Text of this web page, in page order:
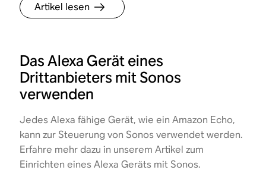
Artikel lesen
Das Alexa Gerät eines
Drittanbieters mit Sonos
verwenden
Jedes Alexa fähige Gerät, wie ein Amazon Echo,
kann zur Steuerung von Sonos verwendet werden.
Erfahre mehr dazu in unserem Artikel zum
Einrichten eines Alexa Geräts mit Sonos.